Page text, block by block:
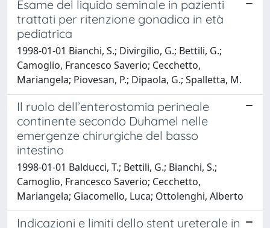
Esame del liquido seminale in pazienti
trattati per ritenzione gonadica in età
pediatrica
1998-01-01 Bianchi, S.; Divirgilio, G.; Bettili, G.;
Camoglio, Francesco Saverio; Cecchetto,
Mariangela; Piovesan, P.; Dipaola, G.; Spalletta, M.
Il ruolo dell’enterostomia perineale
continente secondo Duhamel nelle
emergenze chirurgiche del basso
intestino
1998-01-01 Balducci, T.; Bettili, G.; Bianchi, S.;
Camoglio, Francesco Saverio; Cecchetto,
Mariangela; Giacomello, Luca; Ottolenghi, Alberto
Indicazioni e limiti dello stent ureterale in